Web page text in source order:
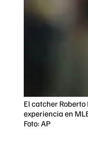
El catcher Roberto
experiencia en
Foto: AP